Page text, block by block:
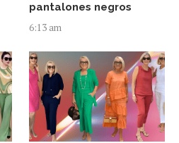
pantalones negros
6:13 am